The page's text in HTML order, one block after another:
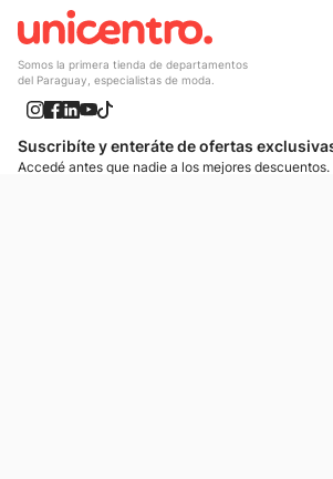
Somos la primera tienda de departamentos
del Paraguay, especialistas de moda.
Suscribíte y enteráte de ofertas
Accedé antes que nadie a los mejores descuentos.